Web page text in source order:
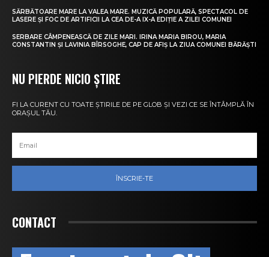
SĂRBĂTOARE MARE LA VALEA MARE. MUZICĂ POPULARĂ, SPECTACOL DE
LASERE ȘI FOC DE ARTIFICII LA CEA DE-A IX-A EDIȚIE A ZILEI COMUNEI
SERBARE CÂMPENEASCĂ DE ZILE MARI. IRINA MARIA BIROU, MARIA
CONSTANTIN ȘI LAVINIA BÎRSOGHE, CAP DE AFIȘ LA ZIUA COMUNEI BĂRĂȘTI
NU PIERDE NICIO ȘTIRE
FI LA CURENT CU TOATE ȘTIRILE DE PE GLOB ȘI VEZI CE SE ÎNTÂMPLĂ ÎN
ORAȘUL TĂU.
ÎNSCRIE-TE
CONTACT